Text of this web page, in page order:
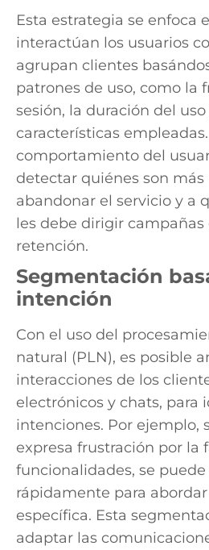
Esta estrategia se enfoca
interactúan los usuarios
agrupan clientes
patrones de uso, como la
sesión, la duración del uso
características
comportamiento del
detectar quiénes son más
abandonar el servicio y a
les debe dirigir campañas
retención.
Segmentación
intención
Con el uso del
natural (PLN), es posible
interacciones de los
electrónicos y chats, para
intenciones. Por ejemplo,
expresa frustración por la
funcionalidades, se
rápidamente para
específica. Esta
adaptar las